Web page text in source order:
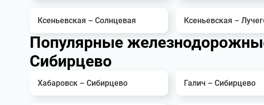
Ксеньевская – Солнцевая Ксеньевская –
Популярные
Сибирцево
Хабаровск – Сибирцево Галич – Сибирцево